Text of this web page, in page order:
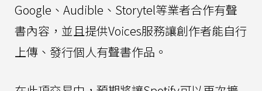
Google、Audible、Storytel等業者合作有聲
書內容，並且提供Voices服務讓創作者能自行
上傳、發行個人有聲書作品。